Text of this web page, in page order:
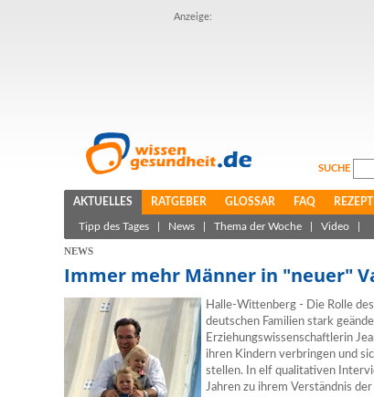
Anzeige:
SUCHE
AKTUELLES RATGEBER GLOSSAR FAQ
Tipp des Tages News Thema der Woche Video
NEWS
Immer mehr Männer in "neuer"
Halle-Wittenberg - Die Rolle
deutschen Familien stark
Erziehungswissenschaftlerin
ihren Kindern verbringen und
stellen. In elf qualitativen
Jahren zu ihrem Verständnis